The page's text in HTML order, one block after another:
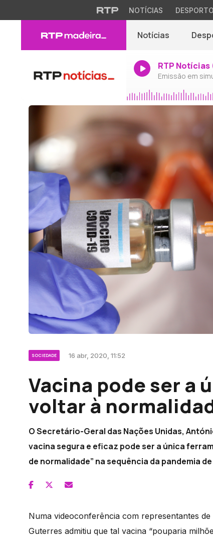
NOTÍCIAS DESPORTO
Notícias
RTP Notícias
Emissão em
SOCIEDADE 16 abr, 2020, 11:52
Vacina pode ser a
voltar à
O Secretário-Geral das Nações Unidas,
vacina segura e eficaz pode ser a única
de normalidade” na sequência da pandemia
Numa videoconferência com representantes
Guterres admitiu que tal vacina “pouparia